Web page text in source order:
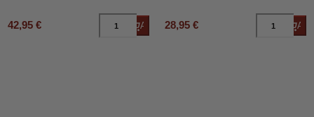
42,95 € Añadir al carrito
28,95 €